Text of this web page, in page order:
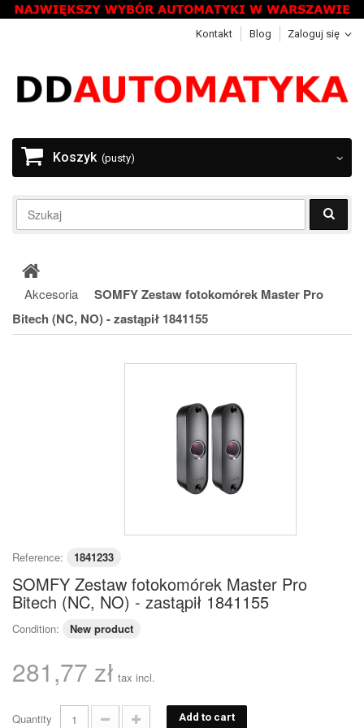
Zaloguj się
Kontakt Blog
Koszyk (pusty)
Akcesoria
SOMFY Zestaw fotokomórek Master Pro
Bitech (NC, NO) - zastąpił 1841155
Reference: 1841233
SOMFY Zestaw fotokomórek Master Pro
Bitech (NC, NO) - zastąpił 1841155
Condition: New product
281,77 zł tax incl.
Quantity Add to cart